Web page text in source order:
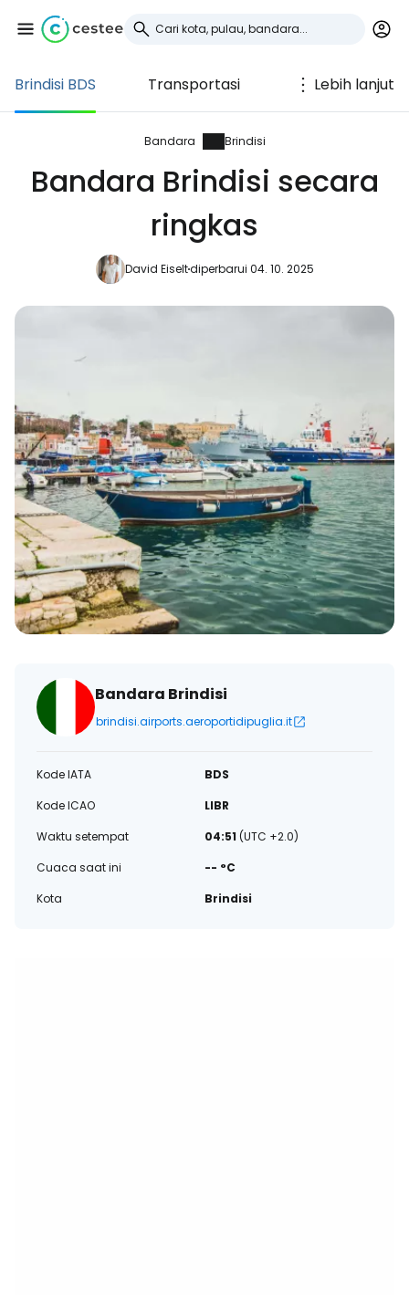
Brindisi BDS Transportasi Lebih lanjut
Bandara Brindisi
Bandara Brindisi secara
ringkas
David Eiseltdiperbarui 04. 10. 2025
Bandara Brindisi
brindisi.airports.aeroportidipuglia.it
Kode IATA
BDS
Kode ICAO
LIBR
Waktu setempat
04:51 (UTC +2.0)
Cuaca saat ini
-- °C
Kota
Brindisi
Masuk ke Cestee
... komunitas perjalanan di seluruh dunia
Lanjutkan dengan Facebook